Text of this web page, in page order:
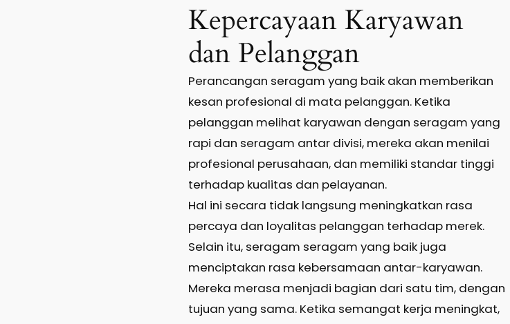
Kepercayaan Karyawan
dan Pelanggan
Perancangan seragam yang baik akan memberikan
kesan profesional di mata pelanggan. Ketika
pelanggan melihat karyawan dengan seragam yang
rapi dan seragam antar divisi, mereka akan menilai
profesional perusahaan, dan memiliki standar tinggi
terhadap kualitas dan pelayanan.
Hal ini secara tidak langsung meningkatkan rasa
percaya dan loyalitas pelanggan terhadap merek.
Selain itu, seragam seragam yang baik juga
menciptakan rasa kebersamaan antar-karyawan.
Mereka merasa menjadi bagian dari satu tim, dengan
tujuan yang sama. Ketika semangat kerja meningkat,